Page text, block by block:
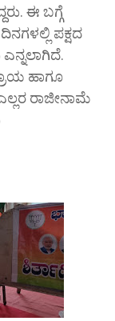
ಈ ಬಗ್ಗೆ
ಪಕ್ಷದ
ಹಾಗೂ
ರಾಜೀನಾಮೆ